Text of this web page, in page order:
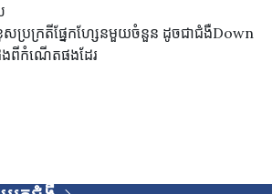
សប្រក្រតីផ្នែកហ្សែនមួយចំនួន ដូចជាជំងឺDown
ងពីកំណើតផងដែរ